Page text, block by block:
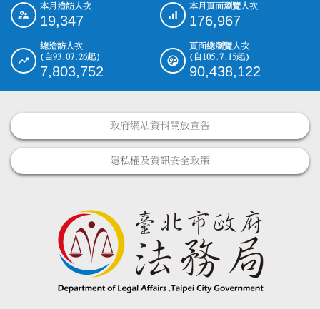
::: 本月造訪人次
19,347
本月頁面瀏覽人次
176,967
總造訪人次
(自93.07.26起)
7,803,752
頁面總瀏覽人次
(自105.7.15起)
90,438,122
政府網站資料開放宣告
隱私權及資訊安全政策